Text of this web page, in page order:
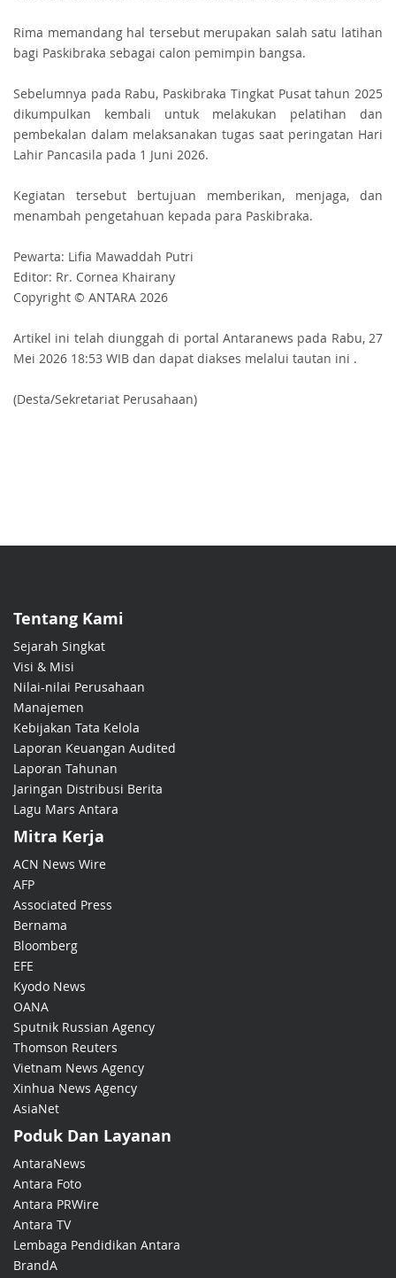
Rima memandang hal tersebut merupakan salah satu latihan
bagi Paskibraka sebagai calon pemimpin bangsa.
Sebelumnya pada Rabu, Paskibraka Tingkat Pusat tahun 2025
dikumpulkan kembali untuk melakukan pelatihan dan
pembekalan dalam melaksanakan tugas saat peringatan Hari
Lahir Pancasila pada 1 Juni 2026.
Kegiatan tersebut bertujuan memberikan, menjaga, dan
menambah pengetahuan kepada para Paskibraka.
Pewarta: Lifia Mawaddah Putri
Editor: Rr. Cornea Khairany
Copyright © ANTARA 2026
Artikel ini telah diunggah di portal Antaranews pada Rabu, 27
Mei 2026 18:53 WIB dan dapat diakses melalui tautan ini .
(Desta/Sekretariat Perusahaan)
Tentang Kami
Sejarah Singkat
Visi & Misi
Nilai-nilai Perusahaan
Manajemen
Kebijakan Tata Kelola
Laporan Keuangan Audited
Laporan Tahunan
Jaringan Distribusi Berita
Lagu Mars Antara
Mitra Kerja
ACN News Wire
AFP
Associated Press
Bernama
Bloomberg
EFE
Kyodo News
OANA
Sputnik Russian Agency
Thomson Reuters
Vietnam News Agency
Xinhua News Agency
AsiaNet
Poduk Dan Layanan
AntaraNews
Antara Foto
Antara PRWire
Antara TV
Lembaga Pendidikan Antara
BrandA